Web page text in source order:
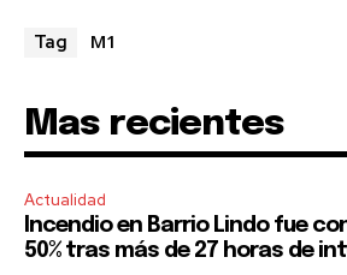
Tag M1
Mas recientes
Actualidad
Incendio en Barrio Lindo fue
50% tras más de 27 horas de